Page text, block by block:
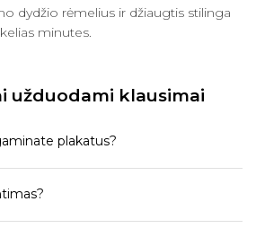
dydžio rėmelius ir džiaugtis stilinga
minutes.
užduodami klausimai
plakatus?